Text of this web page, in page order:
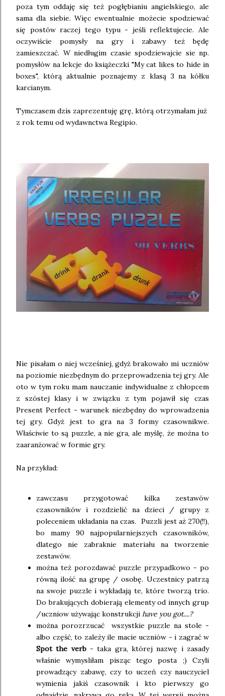
poza tym oddaję się też pogłębianiu angielskiego, ale
sama dla siebie. Więc ewentualnie możecie spodziewać
się postów raczej tego typu - jeśli reflektujecie. Ale
oczywiście pomysły na gry i zabawy też będę
zamieszczać. W niedługim czasie spodziewajcie sie np.
pomysłów na lekcje do książeczki "My cat likes to hide in
boxes", którą aktualnie poznajemy z klasą 3 na kółku
karcianym.
Tymczasem dzis zaprezentuję grę, którą otrzymałam już
z rok temu od wydawnctwa Regipio.
Nie pisałam o niej wcześniej, gdyż brakowało mi uczniów
na poziomie niezbędnym do przeprowadzenia tej gry. Ale
oto w tym roku mam nauczanie indywidualne z chłopcem
z szóstej klasy i w związku z tym pojawił się czas
Present Perfect - warunek niezbędny do wprowadzenia
tej gry. Gdyż jest to gra na 3 formy czasownikwe.
Właściwie to są puzzle, a nie gra, ale myślę, że można to
zaaranżować w formie gry.
Na przykład:
zawczasu przygotować kilka zestawów
czasowników i rozdzielić na dzieci / grupy z
poleceniem układania na czas. Puzzli jest aż 270(!!),
bo mamy 90 najpopularniejszych czasowników,
dlatego nie zabraknie materiału na tworzenie
zestawów.
można też porozdawać puzzle przypadkowo - po
równą ilość na grupę / osobę. Uczestnicy patrzą
na swoje puzzle i wykładają te, które tworzą trio.
Do brakujących dobierają elementy od innych grup
/uczniow używając konstrukcji have you got....?
można porozrzucać wszystkie puzzle na stole -
albo część, to zależy ile macie uczniów - i zagrać w
Spot the verb- taka gra, której nazwę i zasady
właśnie wymysliłam pisząc tego posta ;) Czyli
prowadzący zabawę, czy to uczeń czy nauczyciel
wymienia jakiś czasownik i kto pierwszy go